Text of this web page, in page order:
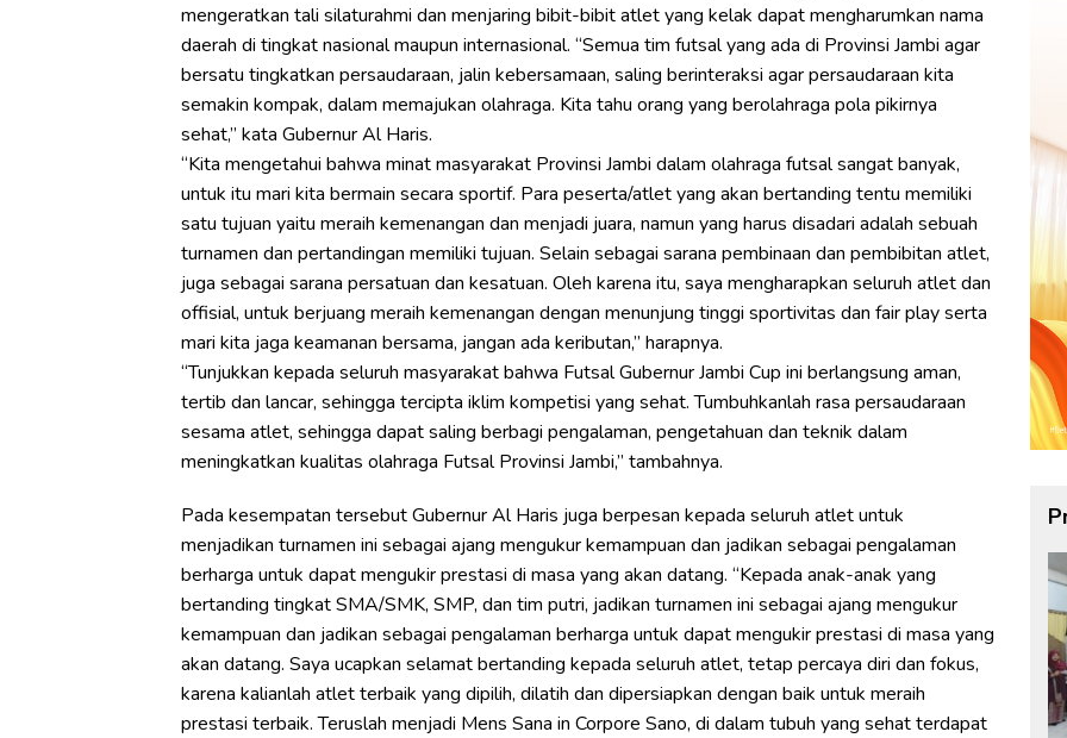
mengeratkan tali silaturahmi dan menjaring bibit-bibit atlet yang kelak dapat mengharumkan nama
daerah di tingkat nasional maupun internasional. “Semua tim futsal yang ada di Provinsi Jambi agar
bersatu tingkatkan persaudaraan, jalin kebersamaan, saling berinteraksi agar persaudaraan kita
semakin kompak, dalam memajukan olahraga. Kita tahu orang yang berolahraga pola pikirnya
sehat,” kata Gubernur Al Haris.
“Kita mengetahui bahwa minat masyarakat Provinsi Jambi dalam olahraga futsal sangat banyak,
untuk itu mari kita bermain secara sportif. Para peserta/atlet yang akan bertanding tentu memiliki
satu tujuan yaitu meraih kemenangan dan menjadi juara, namun yang harus disadari adalah sebuah
turnamen dan pertandingan memiliki tujuan. Selain sebagai sarana pembinaan dan pembibitan atlet,
juga sebagai sarana persatuan dan kesatuan. Oleh karena itu, saya mengharapkan seluruh atlet dan
offisial, untuk berjuang meraih kemenangan dengan menunjung tinggi sportivitas dan fair play serta
mari kita jaga keamanan bersama, jangan ada keributan,” harapnya.
“Tunjukkan kepada seluruh masyarakat bahwa Futsal Gubernur Jambi Cup ini berlangsung aman,
tertib dan lancar, sehingga tercipta iklim kompetisi yang sehat. Tumbuhkanlah rasa persaudaraan
sesama atlet, sehingga dapat saling berbagi pengalaman, pengetahuan dan teknik dalam
meningkatkan kualitas olahraga Futsal Provinsi Jambi,” tambahnya.
Pada kesempatan tersebut Gubernur Al Haris juga berpesan kepada seluruh atlet untuk
menjadikan turnamen ini sebagai ajang mengukur kemampuan dan jadikan sebagai pengalaman
berharga untuk dapat mengukir prestasi di masa yang akan datang. “Kepada anak-anak yang
bertanding tingkat SMA/SMK, SMP, dan tim putri, jadikan turnamen ini sebagai ajang mengukur
kemampuan dan jadikan sebagai pengalaman berharga untuk dapat mengukir prestasi di masa yang
akan datang. Saya ucapkan selamat bertanding kepada seluruh atlet, tetap percaya diri dan fokus,
karena kalianlah atlet terbaik yang dipilih, dilatih dan dipersiapkan dengan baik untuk meraih
prestasi terbaik. Teruslah menjadi Mens Sana in Corpore Sano, di dalam tubuh yang sehat terdapat